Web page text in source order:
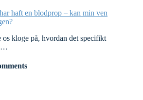
haft en blodprop – kan min ven
kloge på, hvordan det specifikt